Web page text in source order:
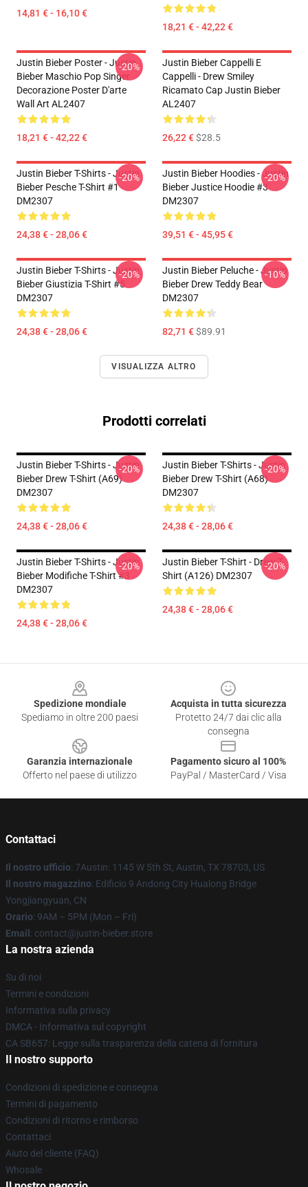
14,81 € - 16,10 €
18,21 € - 42,22 €
Justin Bieber Poster - Justin
Bieber Maschio Pop Singer
Decorazione Poster D'arte
Wall Art AL2407
18,21 € - 42,22 €
-20%
Justin Bieber Cappelli E
Cappelli - Drew Smiley
Ricamato Cap Justin Bieber
AL2407
26,22 €$28.5
Justin Bieber T-Shirts - Justin
Bieber Pesche T-Shirt #1
DM2307
24,38 € - 28,06 €
-20%
Justin Bieber Hoodies - Justin
Bieber Justice Hoodie #3
DM2307
39,51 € - 45,95 €
-20%
Justin Bieber T-Shirts - Justin
Bieber Giustizia T-Shirt #5
DM2307
24,38 € - 28,06 €
-20%
Justin Bieber Peluche - Justin
Bieber Drew Teddy Bear
DM2307
82,71 €$89.91
-10%
VISUALIZZA ALTRO
Prodotti correlati
Justin Bieber T-Shirts - Justin
Bieber Drew T-Shirt (A69)
DM2307
24,38 € - 28,06 €
-20%
Justin Bieber T-Shirts - Justin
Bieber Drew T-Shirt (A68)
DM2307
24,38 € - 28,06 €
-20%
Justin Bieber T-Shirts - Justin
Bieber Modifiche T-Shirt #3
DM2307
24,38 € - 28,06 €
-20%
Justin Bieber T-Shirt - Drew T-
Shirt (A126) DM2307
24,38 € - 28,06 €
-20%
Spedizione mondiale
Spediamo in oltre 200 paesi
Acquista in tutta sicurezza
Protetto 24/7 dai clic alla
consegna
Garanzia internazionale
Offerto nel paese di utilizzo
Pagamento sicuro al 100%
PayPal / MasterCard / Visa
Contattaci
Il nostro ufficio: 7Austin: 1145 W 5th St, Austin, TX 78703, US
Il nostro magazzino: Edificio 9 Andong City Hualong Bridge
Yongjiangyuan, CN
Orario: 9AM – 5PM (Mon – Fri)
Email : contact@justin-bieber.store
La nostra azienda
Su di noi
Termini e condizioni
Informativa sulla privacy
DMCA - Informativa sul copyright
CA SB657: Legge sulla trasparenza della catena di fornitura
Il nostro supporto
Condizioni di spedizione e consegna
Termini di pagamento
Condizioni di ritorno e rimborso
Contattaci
Aiuto del cliente (FAQ)
Whosale